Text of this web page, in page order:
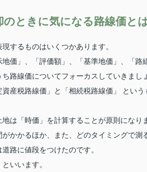
のときに気になる路線価と
するものはいくつかあります。
価」、「評価額」、「基準地価」、「路
路線価についてフォーカスしていきまし
資産税路線価」と「相続税路線価」 とい
は「時価」を計算することが原則にな
かかるほか、また、どのタイミングで測
路に値段をつけたのです。
いいます。